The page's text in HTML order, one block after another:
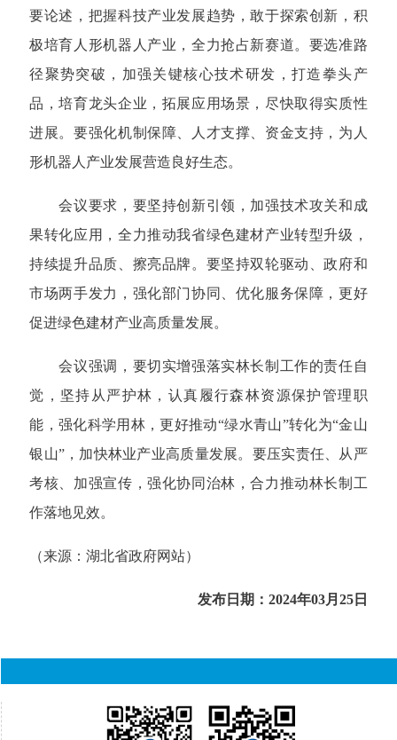
要论述，把握科技产业发展趋势，敢于探索创新，积
极培育人形机器人产业，全力抢占新赛道。要选准路
径聚势突破，加强关键核心技术研发，打造拳头产
品，培育龙头企业，拓展应用场景，尽快取得实质性
进展。要强化机制保障、人才支撑、资金支持，为人
形机器人产业发展营造良好生态。
会议要求，要坚持创新引领，加强技术攻关和成
果转化应用，全力推动我省绿色建材产业转型升级，
持续提升品质、擦亮品牌。要坚持双轮驱动、政府和
市场两手发力，强化部门协同、优化服务保障，更好
促进绿色建材产业高质量发展。
会议强调，要切实增强落实林长制工作的责任自
觉，坚持从严护林，认真履行森林资源保护管理职
能，强化科学用林，更好推动“绿水青山”转化为“金山
银山”，加快林业产业高质量发展。要压实责任、从严
考核、加强宣传，强化协同治林，合力推动林长制工
作落地见效。
（来源：湖北省政府网站）
发布日期：2024年03月25日